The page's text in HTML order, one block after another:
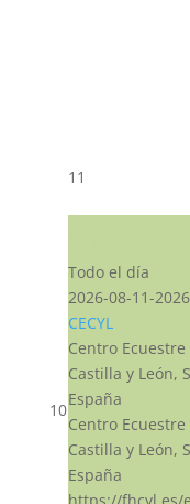
10
11
Todo el día
2026-08-11-
CECYL
Centro Ecuestre
Castilla y León,
España
Centro Ecuestre
Castilla y León,
España